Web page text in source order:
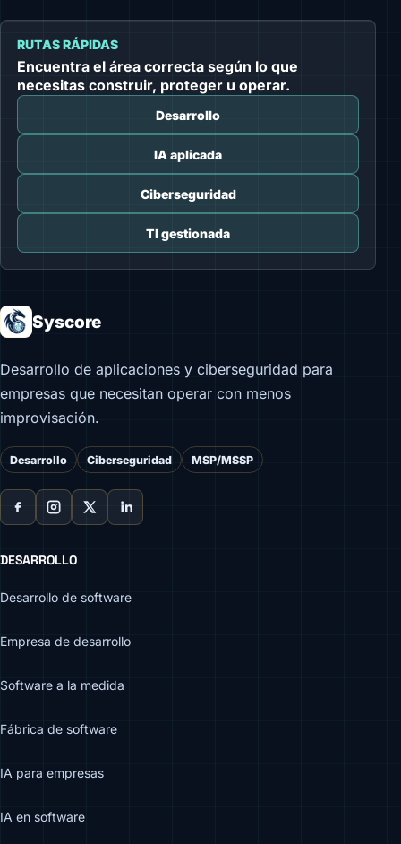
RUTAS RÁPIDAS
Encuentra el área correcta según lo que
necesitas construir, proteger u operar.
Desarrollo
IA aplicada
Ciberseguridad
TI gestionada
Syscore
Desarrollo de aplicaciones y ciberseguridad para
empresas que necesitan operar con menos
improvisación.
Desarrollo Ciberseguridad MSP/MSSP
DESARROLLO
Desarrollo de software
Empresa de desarrollo
Software a la medida
Fábrica de software
IA para empresas
IA en software